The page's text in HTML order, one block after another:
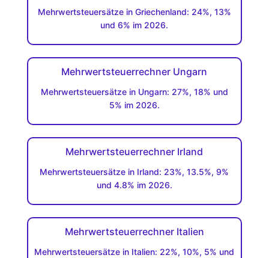
Mehrwertsteuersätze in Griechenland: 24%, 13%
und 6% im 2026.
Mehrwertsteuerrechner Ungarn
Mehrwertsteuersätze in Ungarn: 27%, 18% und
5% im 2026.
Mehrwertsteuerrechner Irland
Mehrwertsteuersätze in Irland: 23%, 13.5%, 9%
und 4.8% im 2026.
Mehrwertsteuerrechner Italien
Mehrwertsteuersätze in Italien: 22%, 10%, 5% und